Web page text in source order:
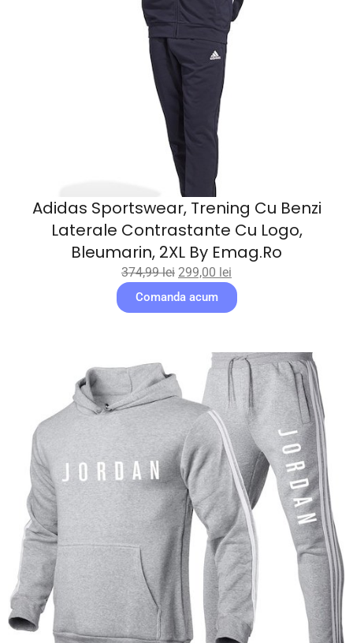
Adidas Sportswear, Trening Cu Benzi
Laterale Contrastante Cu Logo,
Bleumarin, 2XL By Emag.ro
374,99lei 299,00 lei
Comanda acum